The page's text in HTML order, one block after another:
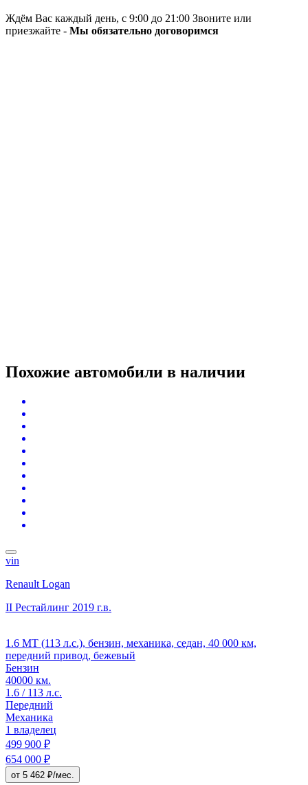
Ждём Вас каждый день, с 9:00 до 21:00 Звоните или
приезжайте - Мы обязательно договоримся
Похожие автомобили в наличии
vin
Renault Logan
II Рестайлинг 2019 г.в.
1.6 MT (113 л.с.), бензин, механика, седан, 40 000 км,
передний привод, бежевый
Бензин
40000 км.
1.6 / 113 л.с.
Передний
Механика
1 владелец
499 900 ₽
654 000 ₽
от 5 462 ₽/мес.